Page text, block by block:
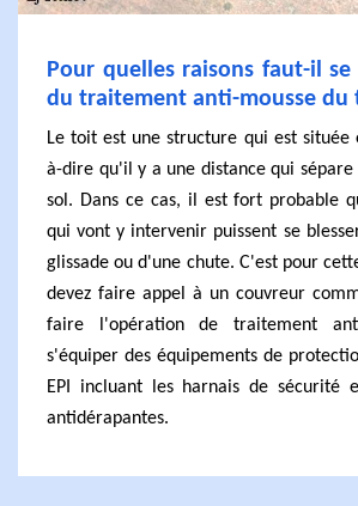
Pour quelles raisons faut-il
du traitement anti-mousse du
Le toit est une structure qui est située
à-dire qu'il y a une distance qui
sol. Dans ce cas, il est fort probable
qui vont y intervenir puissent se
glissade ou d'une chute. C'est pour
devez faire appel à un couvreur
faire l'opération de traitement
s'équiper des équipements de
EPI incluant les harnais de sécurité
antidérapantes.